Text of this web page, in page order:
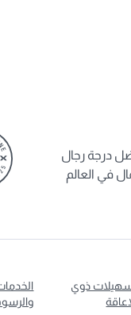
درجة رجال
في العالم
ذوي